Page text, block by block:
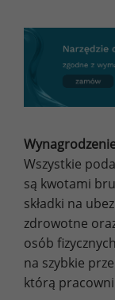
Wszystkie
są kwotami
składki na
zdrowotne
osób
na szybkie
którą